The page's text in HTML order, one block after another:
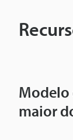
Modelo
maior